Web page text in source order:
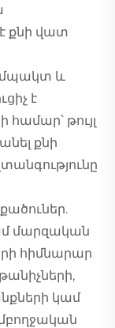
քնի վատ
և
է
թույլ
քնի
մարզական
հիմնարար
կամ